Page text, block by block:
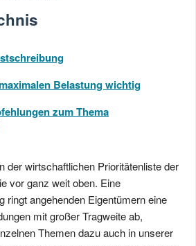
Belastung wichtig
zum Thema
der wirtschaftlichen Prioritätenliste der
vor ganz weit oben. Eine
ringt angehenden Eigentümern eine
mit großer Tragweite ab,
Themen dazu auch in unserer